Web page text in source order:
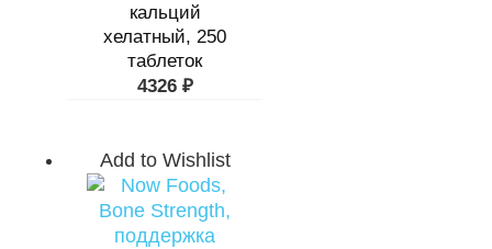
кальций
хелатный, 250
таблеток
4326 ₽
Add to Wishlist